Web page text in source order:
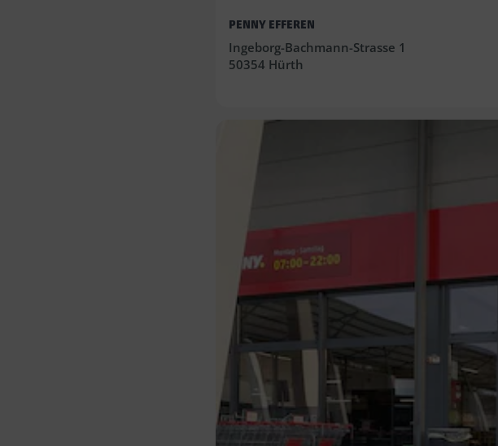
PENNY EFFEREN
Ingeborg-Bachmann-Strasse 1
50354 Hürth